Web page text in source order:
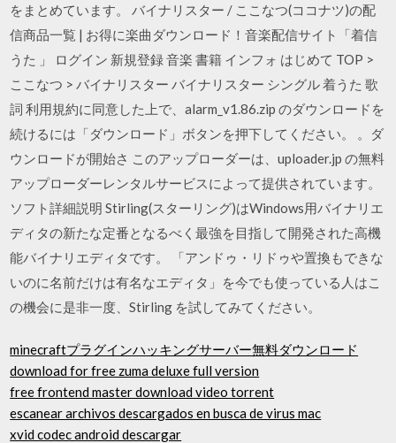
をまとめています。 バイナリスター / ここなつ(ココナツ)の配
信商品一覧 | お得に楽曲ダウンロード！音楽配信サイト「着信
うた 」 ログイン 新規登録 音楽 書籍 インフォ はじめて TOP >
ここなつ > バイナリスター バイナリスター シングル 着うた 歌
詞 利用規約に同意した上で、alarm_v1.86.zip のダウンロードを
続けるには「ダウンロード」ボタンを押下してください。 。ダ
ウンロードが開始さ このアップローダーは、uploader.jp の無料
アップローダーレンタルサービスによって提供されています。
ソフト詳細説明 Stirling(スターリング)はWindows用バイナリエ
ディタの新たな定番となるべく最強を目指して開発された高機
能バイナリエディタです。 「アンドゥ・リドゥや置換もできな
いのに名前だけは有名なエディタ」を今でも使っている人はこ
の機会に是非一度、Stirling を試してみてください。
minecraftプラグインハッキングサーバー無料ダウンロード
download for free zuma deluxe full version
free frontend master download video torrent
escanear archivos descargados en busca de virus mac
xvid codec android descargar